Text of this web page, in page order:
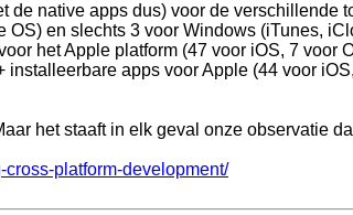
de native apps dus) voor de verschillende
en slechts 3 voor Windows (iTunes,
het Apple platform (47 voor iOS, 7 voor
apps voor Apple (44 voor
het staaft in elk geval onze observatie
platform-development/